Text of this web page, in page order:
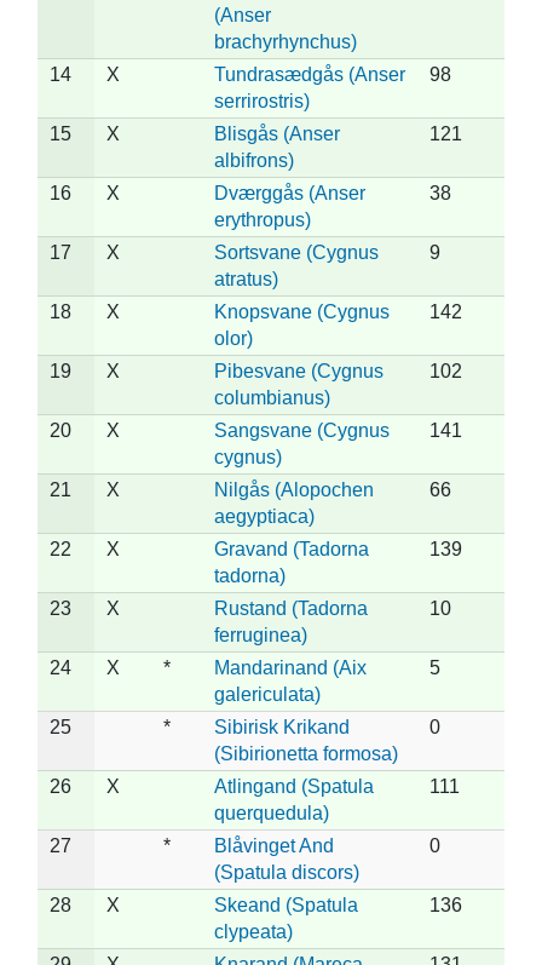
(Anser
brachyrhynchus)
14 X
Tundrasædgås (Anser
serrirostris)
98
15 X
Blisgås (Anser
albifrons)
121
16 X
Dværggås (Anser
erythropus)
38
17 X
Sortsvane (Cygnus
atratus)
9
18 X
Knopsvane (Cygnus
olor)
142
19 X
Pibesvane (Cygnus
columbianus)
102
20 X
Sangsvane (Cygnus
cygnus)
141
21 X
Nilgås (Alopochen
aegyptiaca)
66
22 X
Gravand (Tadorna
tadorna)
139
23 X
Rustand (Tadorna
ferruginea)
10
24 X *
Mandarinand (Aix
galericulata)
5
25 *
Sibirisk Krikand
(Sibirionetta formosa)
0
26 X
Atlingand (Spatula
querquedula)
111
27 *
Blåvinget And
(Spatula discors)
0
28 X
Skeand (Spatula
clypeata)
136